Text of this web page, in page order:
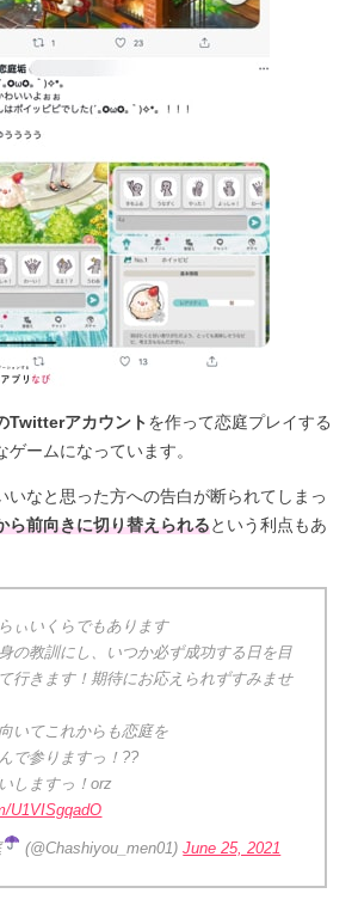
Twitterアカウントを作って恋庭プレイする
ゲームになっています。
いなと思った方への告白が断られてしまっ
ら前向きに切り替えられるという利点もあ
ぃいくらでもあります
の教訓にし、いつか必ず成功する日を目
行きます！期待にお応えられずすみませ
いてこれからも恋庭を
で参りますっ！??
しますっ！orz
U1VISgqadO
(@Chashiyou_men01)June 25, 2021